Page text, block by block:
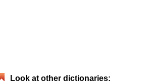
Look at other dictionaries: